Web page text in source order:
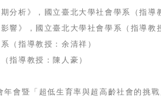
分析》，國立臺北大學社會學系（指導
響》，國立臺北大學社會學系（指導教
（指導教授：余清祥）
指導教授：陳人豪）
暨「超低生育率與超高齡社會的挑戰